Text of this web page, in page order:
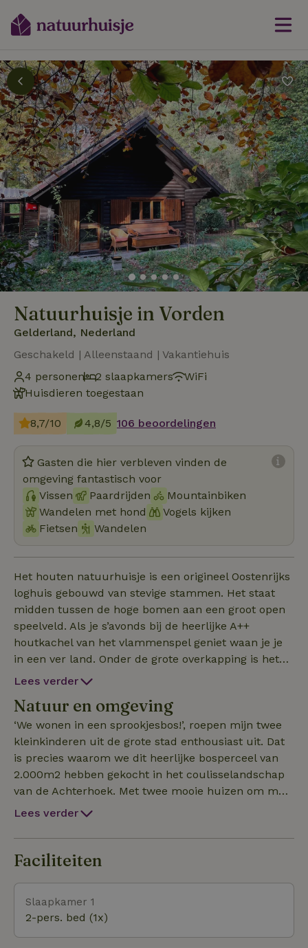
Natuurhuisje in Vorden
Gelderland, Nederland
Geschakeld | Alleenstaand | Vakantiehuis
4 personen
2 slaapkamers
WiFi
Huisdieren toegestaan
8,7/10 4,8/5 106 beoordelingen
Gasten die hier verbleven vinden de
omgeving fantastisch voor
Vissen
Paardrijden
Mountainbiken
Wandelen met hond
Vogels kijken
Fietsen
Wandelen
Het houten natuurhuisje is een origineel Oostenrijks
loghuis gebouwd van stevige stammen. Het staat
midden tussen de hoge bomen aan een groot open
speelveld. Als je s’avonds bij de heerlijke A++
houtkachel van het vlammenspel geniet waan je je
in een ver land. Onder de grote overkapping is het
zomers heerlijk genieten op de grote comfortabele
pikdonker. Kortom; een plek waar je tot rust kunt
komen en in contact komt met de natuur. ECO-
COMFORT‘’ heeft een complete keuken met
vaatwasser. Er zijn fijne bedden met schapenwollen
dekbedden, wollen dekens, eco-toppers, lakens en
handdoeken van biologisch katoen. Het
douchewater wordt verwarmd door de zon en de
internet maar geen TV (wel spelletjes). En hoe leuk
is het om samen pizza’s te bakken op het houtvuur
stevige dubbele buitenschommel en een houten
Lees verder
Natuur en omgeving
‘We wonen in een sprookjesbos!’, roepen mijn twee
kleinkinderen uit de grote stad enthousiast uit. Dat
is precies waarom we dit heerlijke bosperceel van
2.000m2 hebben gekocht in het coulisselandschap
van de Achterhoek. Met twee mooie huizen om met
de hele familie samen te zijn in de natuur. De
zichzelf staan met een eigen grote tuin. Het is aan
drie kanten omzoomd door het prachtige bos met
glooiend graanveld met aan de horizon het acht-
kastelen-dorp Vorden. Het is heerlijk wandelen en
fietsen in de heerlijke natuur. Informatie over
routes, de authentieke dorpen en de mooie
Lees verder
Faciliteiten
Slaapkamer 1
2-pers. bed (1x)